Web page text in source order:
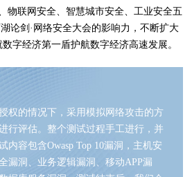
物联网安全、智慧城市安全、工业安全五
论剑·网络安全大会的影响力，不断扩大
字经济第一盾护航数字经济高速发展。
权的情况下，采用模拟网络攻击的方
行评估。整个测试过程手工进行，并
内容包含Owasp Top 10漏洞，主机安
漏洞、业务逻辑漏洞、移动APP漏